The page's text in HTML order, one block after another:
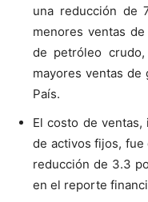
una reducción de
menores ventas
de petróleo
mayores ventas
País.
El costo de
de activos fijos, fue
reducción de 3.3
en el reporte